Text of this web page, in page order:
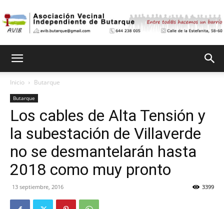
Independiente
Inicio Butarque
Butarque
Los cables de Alta Tensión y
la subestación de Villaverde
no se desmantelarán hasta
2018 como muy pronto
13 septiembre, 2016 3399